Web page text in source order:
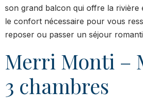
son grand balcon qui offre la rivière
le confort nécessaire pour vous
reposer ou passer un séjour
Merri Monti –
3 chambres